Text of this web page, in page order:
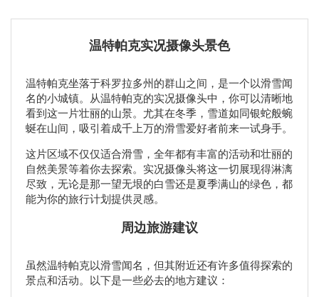
温特帕克实况摄像头景色
温特帕克坐落于科罗拉多州的群山之间，是一个以滑雪闻
名的小城镇。从温特帕克的实况摄像头中，你可以清晰地
看到这一片壮丽的山景。尤其在冬季，雪道如同银蛇般蜿
蜒在山间，吸引着成千上万的滑雪爱好者前来一试身手。
这片区域不仅仅适合滑雪，全年都有丰富的活动和壮丽的
自然美景等着你去探索。实况摄像头将这一切展现得淋漓
尽致，无论是那一望无垠的白雪还是夏季满山的绿色，都
能为你的旅行计划提供灵感。
周边旅游建议
虽然温特帕克以滑雪闻名，但其附近还有许多值得探索的
景点和活动。以下是一些必去的地方建议：